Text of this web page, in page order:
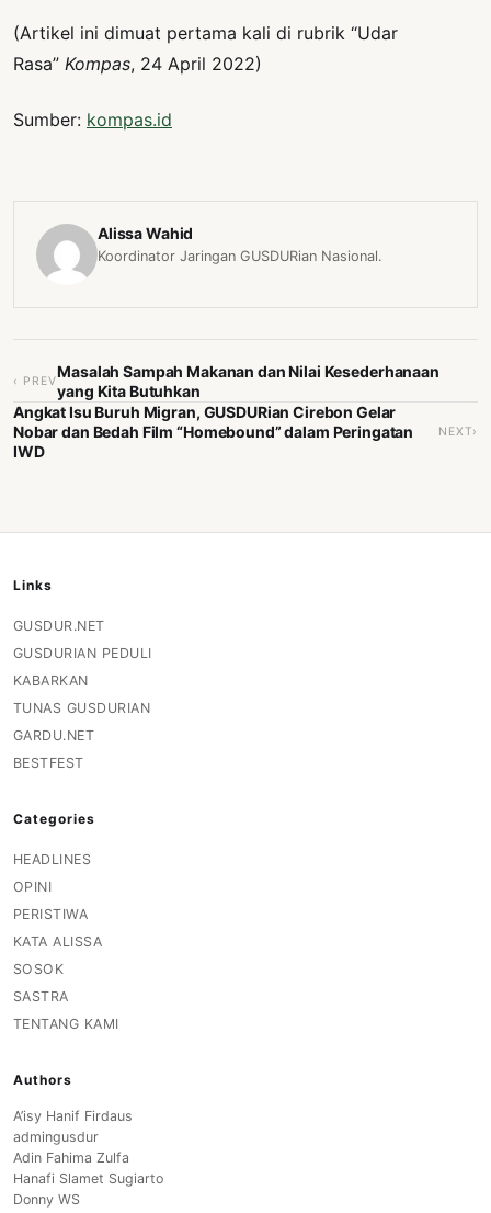
(Artikel ini dimuat pertama kali di rubrik “Udar
Rasa” Kompas, 24 April 2022)
Sumber: kompas.id
Alissa Wahid
Koordinator Jaringan GUSDURian Nasional.
‹ PREV
Masalah Sampah Makanan dan Nilai Kesederhanaan
yang Kita Butuhkan
Angkat Isu Buruh Migran, GUSDURian Cirebon Gelar
Nobar dan Bedah Film “Homebound” dalam Peringatan
IWD
NEXT›
Links
GUSDUR.NET
GUSDURIAN PEDULI
KABARKAN
TUNAS GUSDURIAN
GARDU.NET
BESTFEST
Categories
HEADLINES
OPINI
PERISTIWA
KATA ALISSA
SOSOK
SASTRA
TENTANG KAMI
Authors
A’isy Hanif Firdaus
admingusdur
Adin Fahima Zulfa
Hanafi Slamet Sugiarto
Donny WS